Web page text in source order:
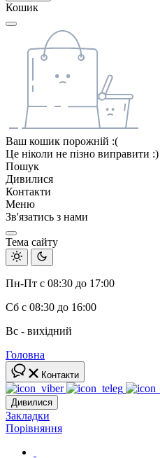
Кошик
Ваш кошик порожній :(
Це ніколи не пізно виправити :)
Пошук
Дивилися
Контакти
Меню
Зв'язатись з нами
Тема сайту
Пн-Пт с 08:30 до 17:00
Сб с 08:30 до 16:00
Вс - вихідний
Головна
Контакти
Дивилися
Закладки
Порівняння